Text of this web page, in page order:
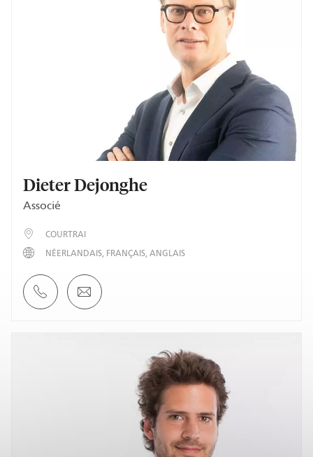
Dieter Dejonghe
Associé
COURTRAI
NÉERLANDAIS FRANÇAIS ANGLAIS